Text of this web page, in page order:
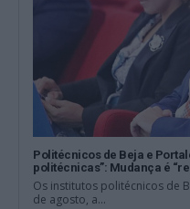
Politécnicos de Beja e
politécnicas”: Mudança é
Os institutos politécnicos de
de agosto, a...